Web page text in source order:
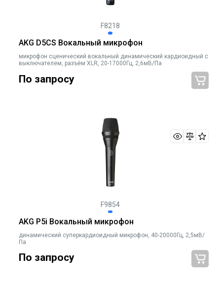
F8218
AKG D5CS Вокальный микрофон
микрофон сценический вокальный динамический кардиоидный с
выключателем, разъём XLR, 20-17000Гц, 2,6мВ/Па
По запросу
F9854
AKG P5i Вокальный микрофон
динамический суперкардиоидный микрофон, 40-20000Гц, 2,5мВ/
Па
По запросу